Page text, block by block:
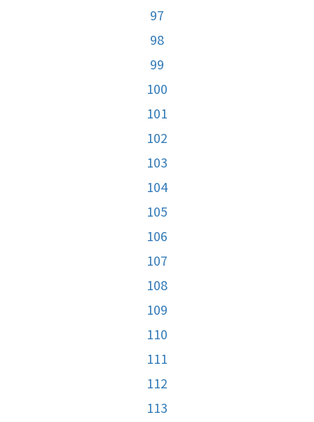
97
98
99
100
101
102
103
104
105
106
107
108
109
110
111
112
113